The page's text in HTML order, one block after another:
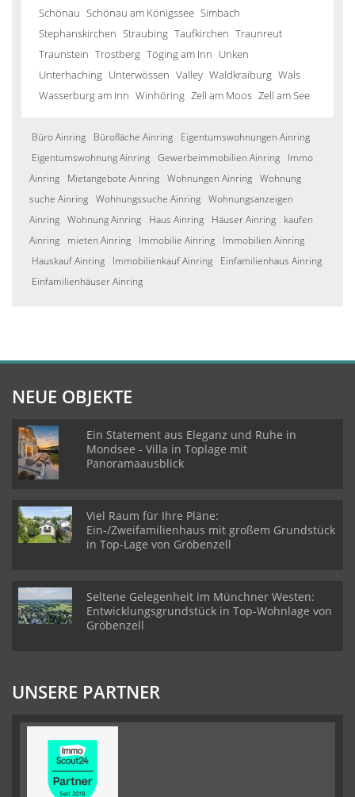
Schönau Schönau am Königssee Simbach
Stephanskirchen Straubing Taufkirchen Traunreut
Traunstein Trostberg Töging am Inn Unken
Unterhaching Unterwössen Valley Waldkraiburg Wals
Wasserburg am Inn Winhöring Zell am Moos Zell am See
Büro Ainring Bürofläche Ainring
Eigentumswohnungen Ainring
Eigentumswohnung Ainring Gewerbeimmobilien Ainring
Immo
Ainring
Mietangebote Ainring Wohnungen Ainring Wohnung
suche Ainring Wohnungssuche Ainring Wohnungsanzeigen
Ainring Wohnung Ainring Haus Ainring Häuser Ainring
kaufen
Ainring
mieten Ainring Immobilie Ainring
Immobilien Ainring
Hauskauf Ainring
Immobilienkauf Ainring
Einfamilienhaus Ainring
Einfamilienhäuser Ainring
NEUE OBJEKTE
Ein Statement aus Eleganz und Ruhe in
Mondsee - Villa in Toplage mit
Panoramaausblick
Viel Raum für Ihre Pläne:
Ein-/Zweifamilienhaus mit großem Grundstück
in Top-Lage von Gröbenzell
Seltene Gelegenheit im Münchner Westen:
Entwicklungsgrundstück in Top-Wohnlage von
Gröbenzell
UNSERE PARTNER